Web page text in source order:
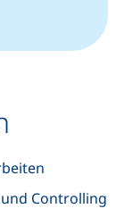
Ihr E-Mail-
Controlling